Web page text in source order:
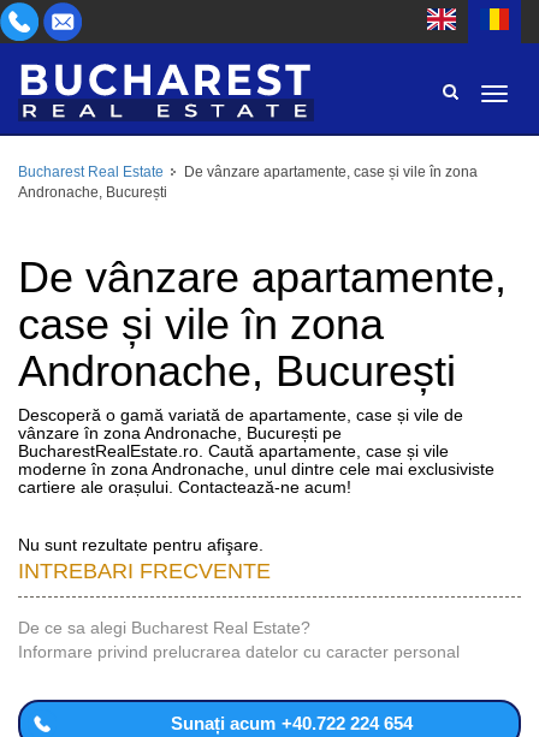
CUMPĂR
ZONĂ
PREȚ
Bucharest Real Estate
De vânzare apartamente, case și vile în zona
Andronache, București
De vânzare apartamente,
case și vile în zona
Andronache, București
Descoperă o gamă variată de apartamente, case și vile de
vânzare în zona Andronache, București pe
BucharestRealEstate.ro. Caută apartamente, case și vile
moderne în zona Andronache, unul dintre cele mai exclusiviste
cartiere ale orașului. Contactează-ne acum!
Nu sunt rezultate pentru afişare.
INTREBARI FRECVENTE
De ce sa alegi Bucharest Real Estate?
Informare privind prelucrarea datelor cu caracter personal
Sunați acum +40.722 224 654